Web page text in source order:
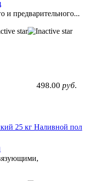
и предварительного...
498.00 руб.
Наливной пол